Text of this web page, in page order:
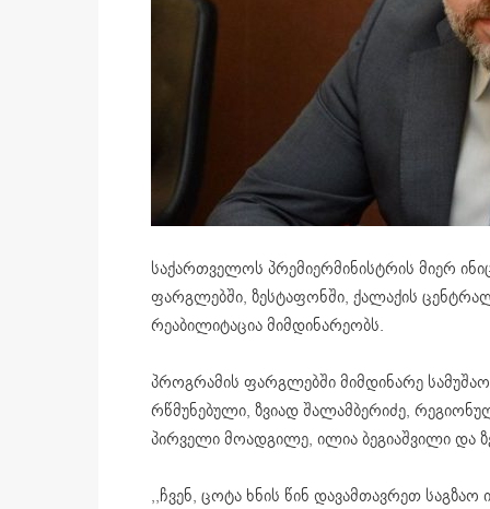
საქართველოს პრემიერმინისტრის მიერ
ფარგლებში, ზესტაფონში, ქალაქის
რეაბილიტაცია მიმდინარეობს.
პროგრამის ფარგლებში მიმდინარე
რწმუნებული, ზვიად შალამბერიძე,
პირველი მოადგილე, ილია ბეგიაშვილი და
,,ჩვენ, ცოტა ხნის წინ დავამთავრეთ